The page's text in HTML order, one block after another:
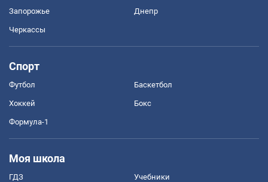
Запорожье Днепр
Черкассы
Спорт
Футбол Баскетбол
Хоккей Бокс
Формула-1
Моя школа
ГДЗ Учебники